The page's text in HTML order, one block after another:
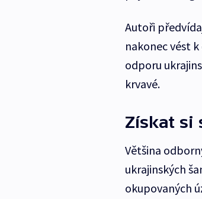
Autoři
nakonec vést
odporu
krvavé.
Získat si
Většina
ukrajinských
okupovaných